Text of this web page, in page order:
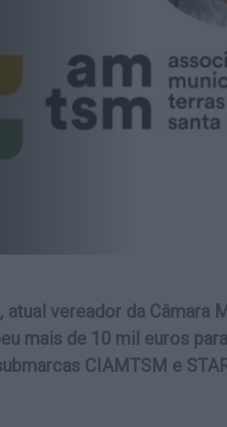
atual vereador da Câmara
mais de 10 mil euros
CIAMTSM e